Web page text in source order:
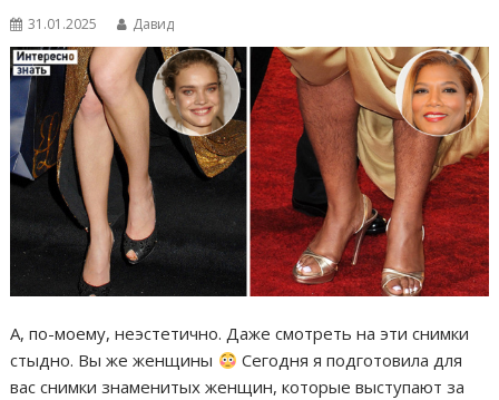
31.01.2025 Давид
А, по-моему, неэстетично. Даже смотреть на эти снимки
стыдно. Вы же женщины
Сегодня я подготовила для
вас снимки знаменитых женщин, которые выступают за